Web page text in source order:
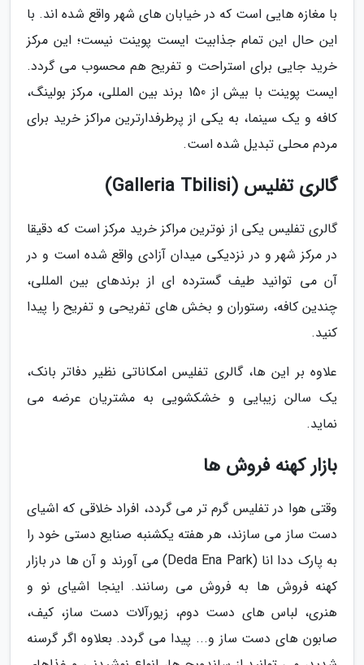
با مغازه هایی است که در خیابان های شهر واقع شده اند. با
این حال این تمام جذابیت ایست پوینت نیست؛ این مرکز
خرید جایی برای استراحت و تفریح هم محسوب می گردد.
ایست پوینت با بیش از 150 برند بین المللی، مرکز بولینگ،
کافه و یک سینما، به یکی از پرطرفدارترین مراکز خرید برای
مردم محلی تبدیل شده است.
گالری تفلیس (Galleria Tbilisi)
گالری تفلیس یکی از نوترین مراکز خرید مرکز است که دقیقا
در مرکز شهر و در نزدیکی میدان آزادی واقع شده است و در
آن می توانید طیف گسترده ای از برندهای بین المللی،
چندین کافه، رستوران و بخش های تفریحی و تفریح را پیدا
کنید.
علاوه بر این ها، گالری تفلیس امکاناتی نظیر دفاتر بانک،
یک سالن زیبایی و خشکشویی به مشتریان عرضه می
نماید.
بازار کهنه فروش ها
وقتی هوا در تفلیس گرم تر می گردد، افراد خلاقی که اشیای
دست ساز می سازند، هر هفته یکشنبه صنایع دستی خود را
به پارک ددا انا (Deda Ena Park) می آورند و آن ها در بازار
کهنه فروش ها به فروش می رسانند. اینجا اشیای نو و
هنری، لباس های دست دوم، زیورآلات دست ساز، کیف،
صابون های دست ساز و... پیدا می گردد. بعلاوه اگر گرسنه